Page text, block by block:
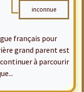
inconnue
français pour
grand parent est
à parcourir